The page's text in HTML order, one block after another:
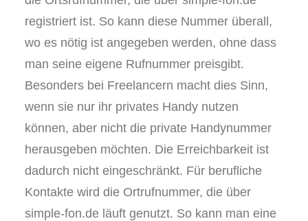
registriert ist. So kann diese Nummer überall,
wo es nötig ist angegeben werden, ohne dass
man seine eigene Rufnummer preisgibt.
Besonders bei Freelancern macht dies Sinn,
wenn sie nur ihr privates Handy nutzen
können, aber nicht die private Handynummer
herausgeben möchten. Die Erreichbarkeit ist
dadurch nicht eingeschränkt. Für berufliche
Kontakte wird die Ortrufnummer, die über
simple-fon.de läuft genutzt. So kann man eine